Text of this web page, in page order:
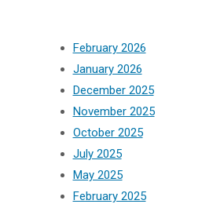
February 2026
January 2026
December 2025
November 2025
October 2025
July 2025
May 2025
February 2025